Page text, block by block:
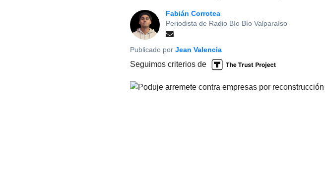
Fabián Corrotea
Periodista de Radio Bío Bío Valparaíso
Publicado por Jean Valencia
Seguimos criterios de